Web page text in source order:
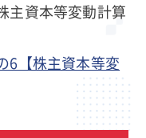
主資本等変動計算
【株主資本等変